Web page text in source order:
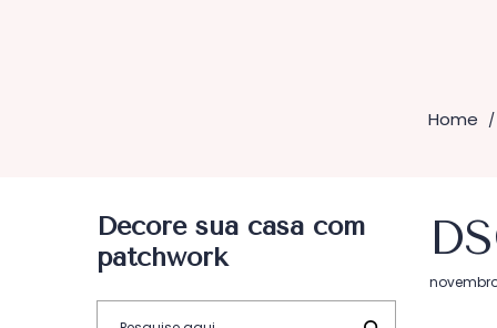
Home /
Postado
Decore sua casa com
patchwork